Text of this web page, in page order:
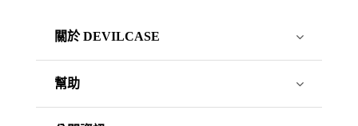
關於 DEVILCASE
幫助